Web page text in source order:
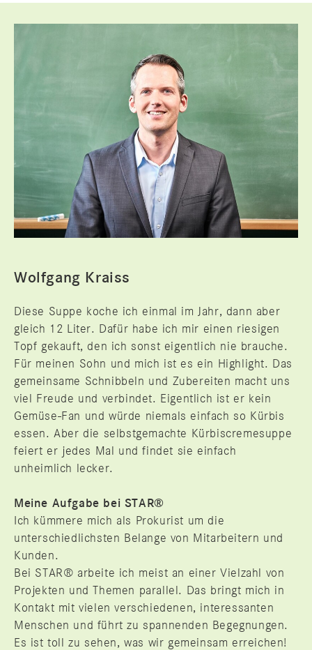
Wolfgang Kraiss
Diese Suppe koche ich einmal im Jahr, dann aber
gleich 12 Liter. Dafür habe ich mir einen riesigen
Topf gekauft, den ich sonst eigentlich nie brauche.
Für meinen Sohn und mich ist es ein Highlight. Das
gemeinsame Schnibbeln und Zubereiten macht uns
viel Freude und verbindet. Eigentlich ist er kein
Gemüse-Fan und würde niemals einfach so Kürbis
essen. Aber die selbstgemachte Kürbiscremesuppe
feiert er jedes Mal und findet sie einfach
unheimlich lecker.
Meine Aufgabe bei STAR®
Ich kümmere mich als Prokurist um die
unterschiedlichsten Belange von Mitarbeitern und
Kunden.
Bei STAR® arbeite ich meist an einer Vielzahl von
Projekten und Themen parallel. Das bringt mich in
Kontakt mit vielen verschiedenen, interessanten
Menschen und führt zu spannenden Begegnungen.
Es ist toll zu sehen, was wir gemeinsam erreichen!